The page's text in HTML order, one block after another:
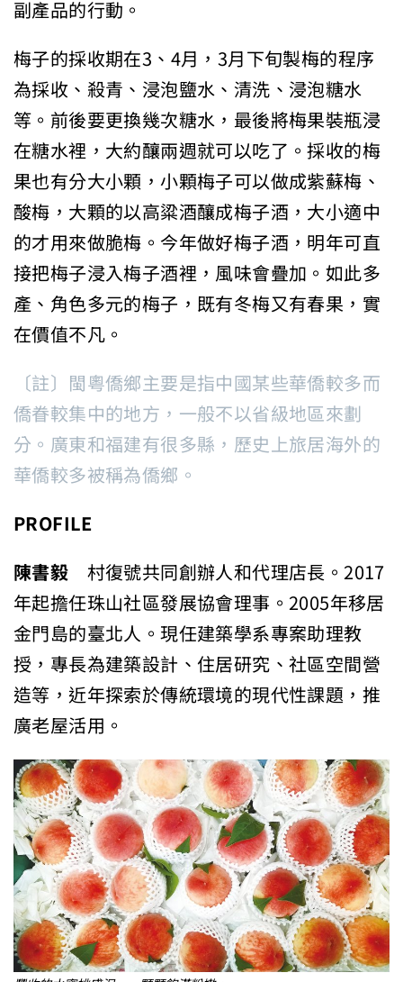
副產品的行動。
梅子的採收期在3、4月，3月下旬製梅的程序
為採收、殺青、浸泡鹽水、清洗、浸泡糖水
等。前後要更換幾次糖水，最後將梅果裝瓶浸
在糖水裡，大約釀兩週就可以吃了。採收的梅
果也有分大小顆，小顆梅子可以做成紫蘇梅、
酸梅，大顆的以高粱酒釀成梅子酒，大小適中
的才用來做脆梅。今年做好梅子酒，明年可直
接把梅子浸入梅子酒裡，風味會疊加。如此多
產、角色多元的梅子，既有冬梅又有春果，實
在價值不凡。
〔註〕閩粵僑鄉主要是指中國某些華僑較多而
僑眷較集中的地方，一般不以省級地區來劃
分。廣東和福建有很多縣，歷史上旅居海外的
華僑較多被稱為僑鄉。
PROFILE
陳書毅 村復號共同創辦人和代理店長。2017
年起擔任珠山社區發展協會理事。2005年移居
金門島的臺北人。現任建築學系專案助理教
授，專長為建築設計、住居研究、社區空間營
造等，近年探索於傳統環境的現代性課題，推
廣老屋活用。